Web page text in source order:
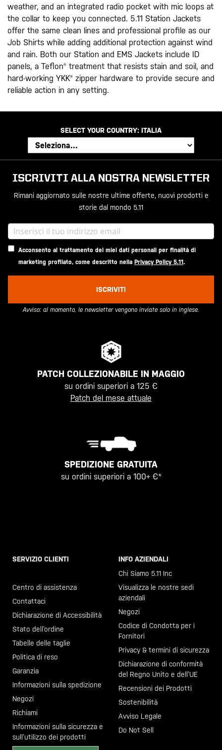
weather, and an integrated radio pocket with mic loops at
the collar to keep you connected. 5.11 Station Jackets
offer the same clean lines and professional profile as our
Job Shirts while adding additional protection against wind
and rain. Both our Station and EMS Jackets include ID
panels, a Teflon® treatment that resists stain and soil, and
hard-working YKK® zipper hardware to provide secure and
reliable action in any setting.
SELECT YOUR COUNTRY: ITALIA
ISCRIVITI ALLA NOSTRA NEWSLETTER
Rimani aggiornato sulle nostre ultime offerte, nuovi prodotti e
storie dal mondo 5.11
Acconsento al trattamento dei miei dati personali per finalità di
marketing profilato, come descritto nella Privacy Policy 5.11.
ISCRIVITI
Avviso: al momento, le newsletter vengono inviate solo in inglese.
PATCH COLLEZIONABILE IN MAGGIO
su ordini superiori a 125 €
Patch del mese attuale
SPEDIZIONE GRATUITA
su ordini superiori a 100+ €*
SERVIZIO CLIENTI
Centro di assistenza
Contattaci
Dichiarazione di Accessibilità
Stato dell’ordine
Tabelle delle taglie
Politica di reso
Garanzia
Informazioni sulla spedizione
Negozi
Richiami
Informazioni sulla sicurezza e
sull’utilizzo dei prodotti
INFO AZIENDALI
Chi Siamo 5.11 Inc
Visualizza le nostre sedi
aziendali
Negozi
Codice di Condotta per i
Fornitori
Privacy & termini di sicurezza
Dichiarazione di conformità
del Regno Unito e dell’UE
Recensioni dei Prodotti
Sostenibilità
Avviso Legale
Do Not Sell